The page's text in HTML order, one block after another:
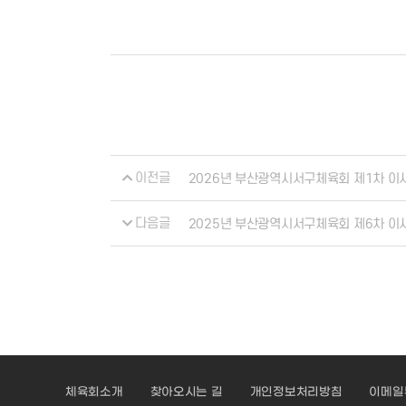
이전글 2026년 부산광역시서구체육회 제1차 이
다음글 2025년 부산광역시서구체육회 제6차 이
체육회소개 찾아오시는 길 개인정보처리방침 이메